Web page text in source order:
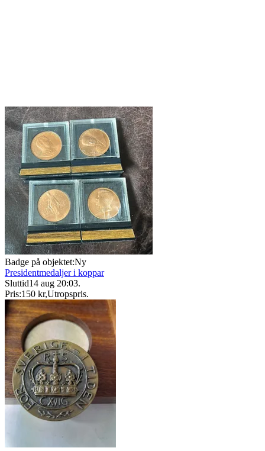
Badge på objektet:Ny
Presidentmedaljer i koppar
Sluttid14 aug 20:03.
Pris:150 kr,Utropspris.